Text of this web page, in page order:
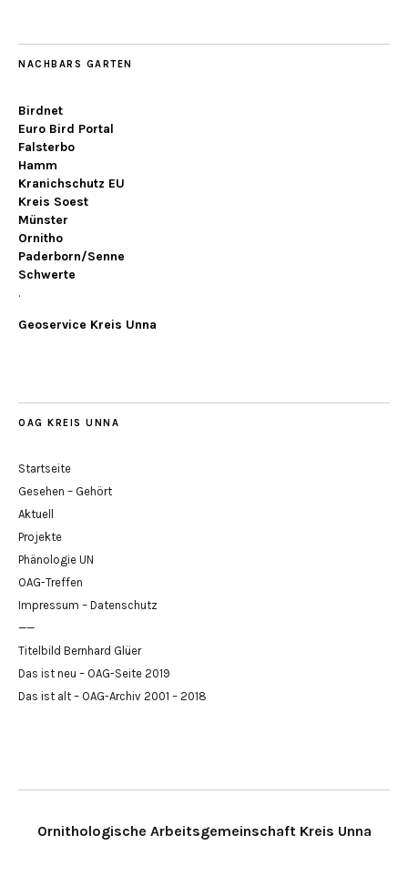
NACHBARS GARTEN
Birdnet
Euro Bird Portal
Falsterbo
Hamm
Kranichschutz EU
Kreis Soest
Münster
Ornitho
Paderborn/Senne
Schwerte
.
Geoservice Kreis Unna
OAG KREIS UNNA
Startseite
Gesehen – Gehört
Aktuell
Projekte
Phänologie UN
OAG-Treffen
Impressum – Datenschutz
——
Titelbild Bernhard Glüer
Das ist neu – OAG-Seite 2019
Das ist alt – OAG-Archiv 2001 – 2018
Ornithologische Arbeitsgemeinschaft Kreis Unna